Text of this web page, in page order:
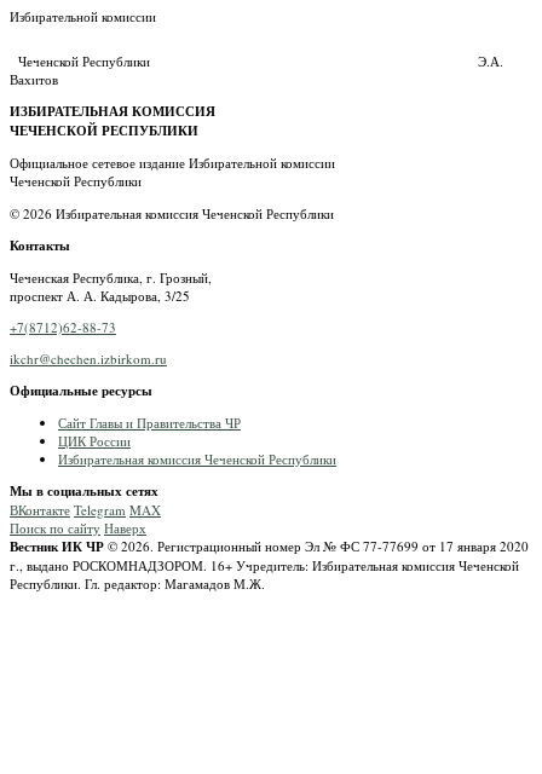
Избирательной комиссии
Чеченской Республики Э.А.
Вахитов
ИЗБИРАТЕЛЬНАЯ КОМИССИЯ
ЧЕЧЕНСКОЙ РЕСПУБЛИКИ
Официальное сетевое издание Избирательной комиссии
Чеченской Республики
© 2026 Избирательная комиссия Чеченской Республики
Контакты
Чеченская Республика, г. Грозный,
проспект А. А. Кадырова, 3/25
+7(8712)62-88-73
ikchr@chechen.izbirkom.ru
Официальные ресурсы
Сайт Главы и Правительства ЧР
ЦИК России
Избирательная комиссия Чеченской Республики
Мы в социальных сетях
ВКонтакте Telegram MAX
Поиск по сайту Наверх
Вестник ИК ЧР © 2026. Регистрационный номер Эл № ФС 77-77699 от 17 января 2020
г., выдано РОСКОМНАДЗОРОМ. 16+ Учредитель: Избирательная комиссия Чеченской
Республики. Гл. редактор: Магамадов М.Ж.